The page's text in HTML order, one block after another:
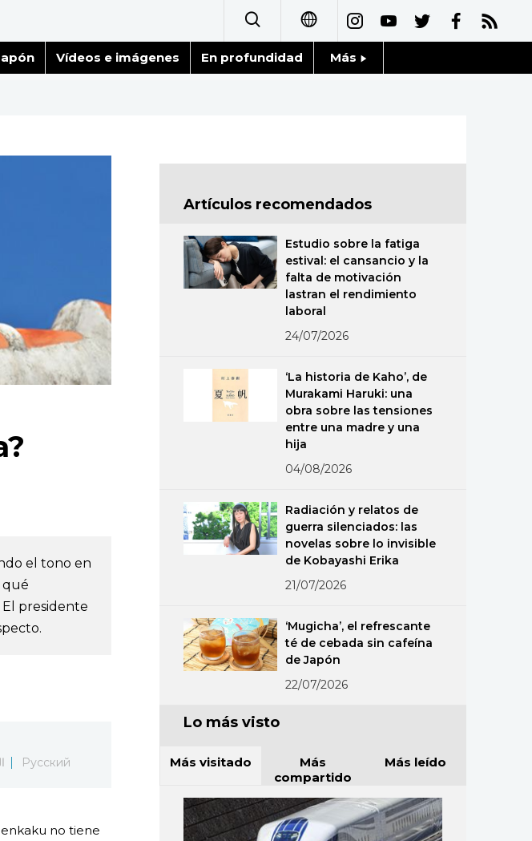
日本語
العربية
Русский
Vídeos e imágenes En profundidad Más
Blog
Tokio
Avisos
el tono en
qué
presidente
Русский
no tiene
Artículos recomendados
Estudio sobre la fatiga
estival: el cansancio y la
falta de motivación
lastran el rendimiento
laboral
24/07/2026
‘La historia de Kaho’, de
Murakami Haruki: una
obra sobre las tensiones
entre una madre y una
hija
04/08/2026
Radiación y relatos de
guerra silenciados: las
novelas sobre lo invisible
de Kobayashi Erika
21/07/2026
‘Mugicha’, el refrescante
té de cebada sin cafeína
de Japón
22/07/2026
Lo más visto
Más visitado
Más
compartido
Más leído